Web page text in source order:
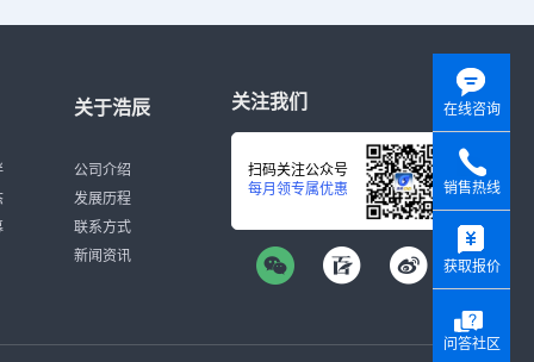
关于浩辰
公司介绍
发展历程
联系方式
新闻资讯
关注我们
扫码关注公众号
每月领专属优惠
在线咨询
销售热线
获取报价
问答社区